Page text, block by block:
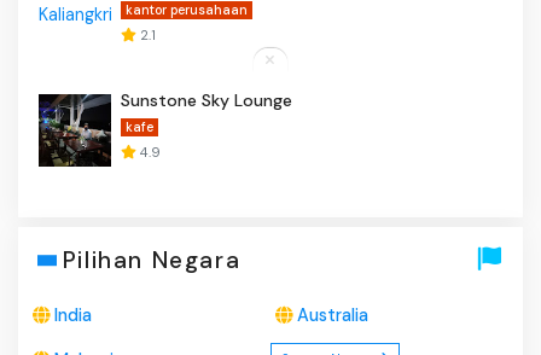
kantor perusahaan
2.1
Sunstone Sky Lounge
kafe
4.9
Pilihan Negara
India Australia